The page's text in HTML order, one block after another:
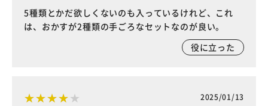
5種類とかだ欲しくないのも入っているけれど、これ
は、おかすが2種類の手ごろなセットなのが良い。
役に立った
2025/01/13